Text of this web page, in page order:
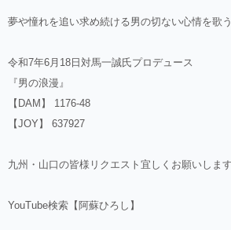
夢や憧れを追い求め続ける男の切ない心情を歌
令和7年6月18日対馬一誠氏プロデュース
『男の浪漫』
【DAM】 1176-48
【JOY】 637927
九州・山口の皆様リクエスト宜しくお願いします
YouTube検索【阿蘇ひろし】